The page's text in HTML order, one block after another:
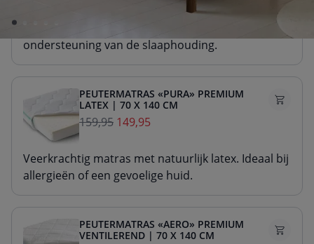
ondersteuning van de slaaphouding.
PEUTERMATRAS «PURA» PREMIUM
LATEX | 70 X 140 CM
159,95 149,95
Veerkrachtig matras met natuurlijk latex. Ideaal bij
allergieën of een gevoelige huid.
PEUTERMATRAS «AERO» PREMIUM
VENTILEREND | 70 X 140 CM